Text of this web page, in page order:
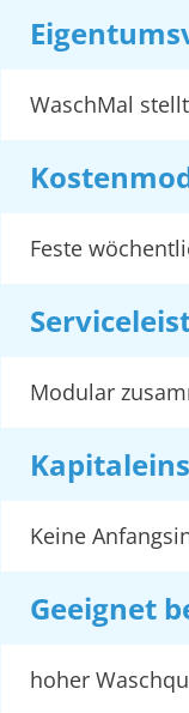
WaschMal
Feste
Modular
Keine
Geeignet
hoher